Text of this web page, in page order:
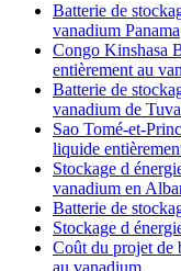
Batterie de
vanadium Panama
Congo Kinshasa
entièrement au
Batterie de
vanadium de
Sao Tomé-et-
liquide
Stockage d
vanadium en
Batterie de
Stockage d
Coût du projet de